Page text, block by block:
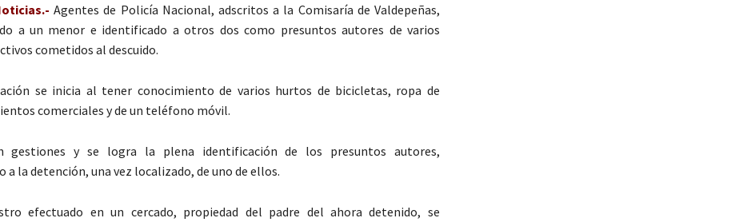
Agentes de Policía Nacional, adscritos a la Comisaría de Valdepeñas,
a un menor e identificado a otros dos como presuntos autores de varios
cometidos al descuido.
se inicia al tener conocimiento de varios hurtos de bicicletas, ropa de
comerciales y de un teléfono móvil.
gestiones y se logra la plena identificación de los presuntos autores,
a la detención, una vez localizado, de uno de ellos.
efectuado en un cercado, propiedad del padre del ahora detenido, se